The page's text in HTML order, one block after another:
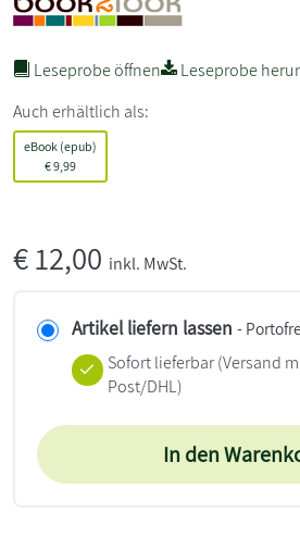
Leseprobe öffnen
Leseprobe
Auch erhältlich als:
eBook (epub)
€9,99
€12,00 inkl. MwSt.
Artikel liefern lassen -
Sofort lieferbar(Versand
Post/DHL)
In den